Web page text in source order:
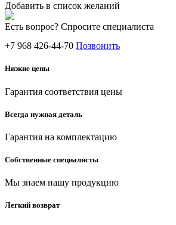
Добавить в список желаний
Есть вопрос? Спросите специалиста
+7 968 426-44-70 Позвонить
Низкие цены
Гарантия соответствия цены
Всегда нужная деталь
Гарантия на комплектацию
Собственные специалисты
Мы знаем нашу продукцию
Легкий возврат